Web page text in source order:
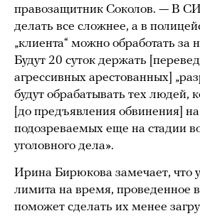
правозащитник Соколов. — В
делать все сложнее, а в
„клиента“ можно обработать за
Будут 20 суток держать
агрессивных арестованных]
будут обрабатывать тех людей,
[до предъявления обвинения]
подозреваемых еще на стадии
уголовного дела».
Ирина Бирюкова замечает, что
лимита на время, проведенное
поможет сделать их менее